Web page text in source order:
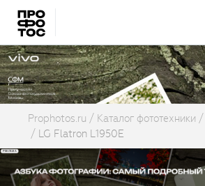
Prophotos.ru Каталог фототехники
LG Flatron L1950E